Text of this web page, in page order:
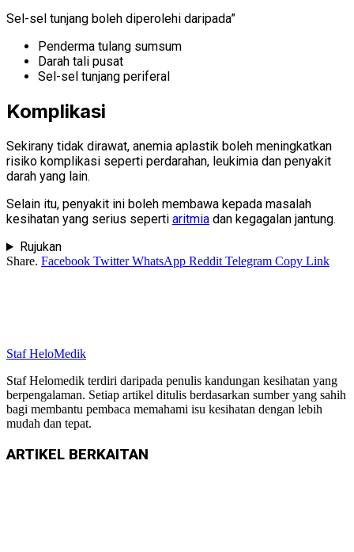
Sel-sel tunjang boleh diperolehi daripada”
Penderma tulang sumsum
Darah tali pusat
Sel-sel tunjang periferal
Komplikasi
Sekirany tidak dirawat, anemia aplastik boleh meningkatkan
risiko komplikasi seperti perdarahan, leukimia dan penyakit
darah yang lain.
Selain itu, penyakit ini boleh membawa kepada masalah
kesihatan yang serius seperti aritmia dan kegagalan jantung.
Rujukan
Share. Facebook Twitter WhatsApp Reddit Telegram Copy Link
Staf HeloMedik
Staf Helomedik terdiri daripada penulis kandungan kesihatan yang
berpengalaman. Setiap artikel ditulis berdasarkan sumber yang sahih
bagi membantu pembaca memahami isu kesihatan dengan lebih
mudah dan tepat.
ARTIKEL BERKAITAN